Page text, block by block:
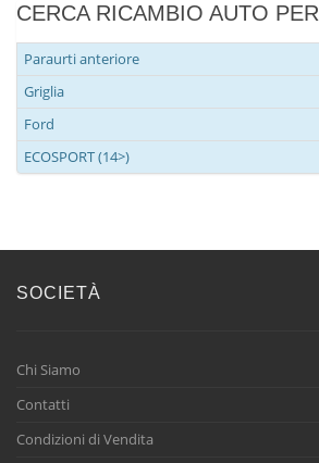
CERCA RICAMBIO AUTO PER
Paraurti anteriore
Griglia
Ford
ECOSPORT (14>)
SOCIETÀ
Chi Siamo
Contatti
Condizioni di Vendita